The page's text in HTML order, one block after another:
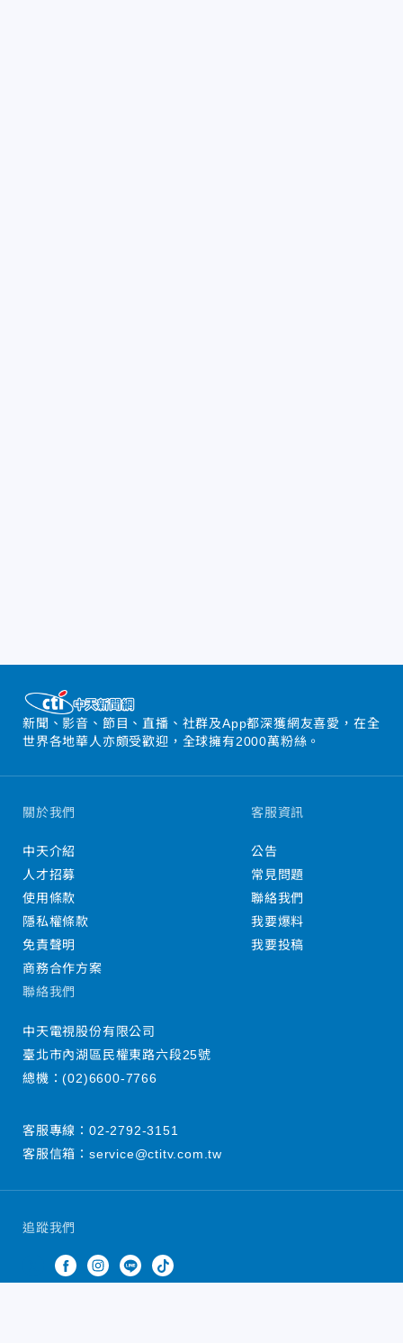
新聞、影音、節目、直播、社群及App都深獲網友喜愛，在全
世界各地華人亦頗受歡迎，全球擁有2000萬粉絲。
追蹤我們
關於我們
中天介紹
人才招募
使用條款
隱私權條款
免責聲明
商務合作方案
客服資訊
公告
常見問題
聯絡我們
我要爆料
我要投稿
聯絡我們
中天電視股份有限公司
臺北市內湖區民權東路六段25號
總機：(02)6600-7766
客服專線： 02-2792-3151
客服信箱： service@ctitv.com.tw